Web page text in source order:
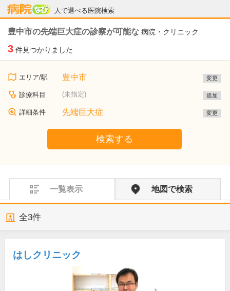
人で選べる医院検索
病院なび
豊中市の先端巨大症の診察が可能な 病院・クリニック
3 件見つかりました
エリア/駅 豊中市 変更
診療科目 (未指定) 追加
詳細条件 先端巨大症 変更
検索する
一覧表示 地図で検索
全3件
はしクリニック